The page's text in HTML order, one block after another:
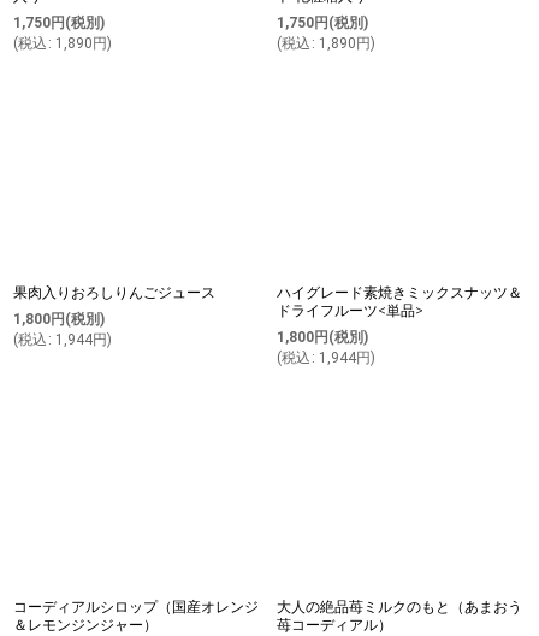
1,750円 (税別)
(税込 : 1,890 円)
1,750円 (税別)
(税込 : 1,890 円)
果肉入りおろしりんごジュース
1,800円 (税別)
(税込 : 1,944円)
ハイグレード素焼きミックスナッツ＆
ドライフルーツ<単品>
1,800円 (税別)
(税込 : 1,944円)
コーディアルシロップ（国産オレンジ
＆レモンジンジャー）
大人の絶品苺ミルクのもと（あまおう
苺コーディアル）